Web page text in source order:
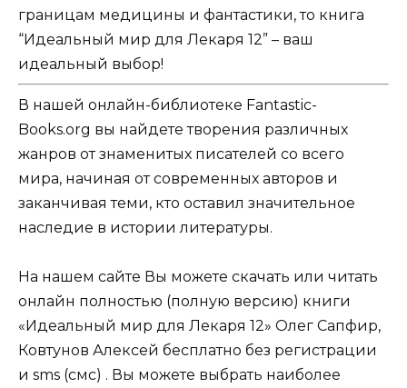
границам медицины и фантастики, то книга
“Идеальный мир для Лекаря 12” – ваш
идеальный выбор!
В нашей онлайн-библиотеке Fantastic-
Books.org вы найдете творения различных
жанров от знаменитых писателей со всего
мира, начиная от современных авторов и
заканчивая теми, кто оставил значительное
наследие в истории литературы.
На нашем сайте Вы можете скачать или читать
онлайн полностью (полную версию) книги
«Идеальный мир для Лекаря 12» Олег Сапфир,
Ковтунов Алексей бесплатно без регистрации
и sms (смс) . Вы можете выбрать наиболее